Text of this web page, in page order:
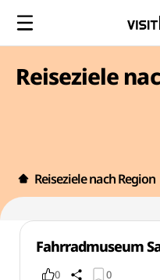
Reiseziele
Reiseziele nach Region
Fahrradmuseum
0 0